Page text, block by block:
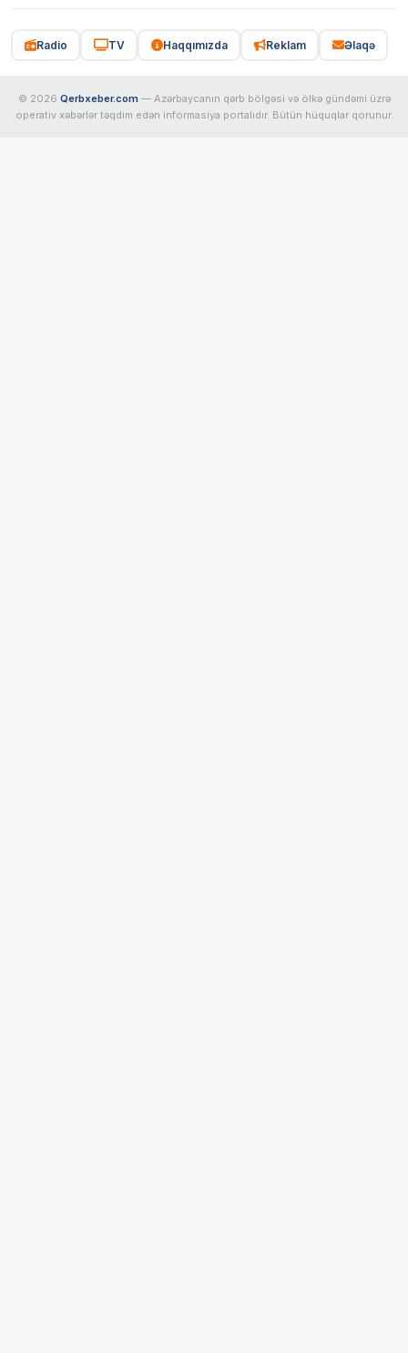
Radio TV Haqqımızda Reklam Əlaqə
© 2026 Qerbxeber.com — Azərbaycanın qərb bölgəsi və ölkə gündəmi üzrə
operativ xəbərlər təqdim edən informasiya portalıdır. Bütün hüquqlar qorunur.